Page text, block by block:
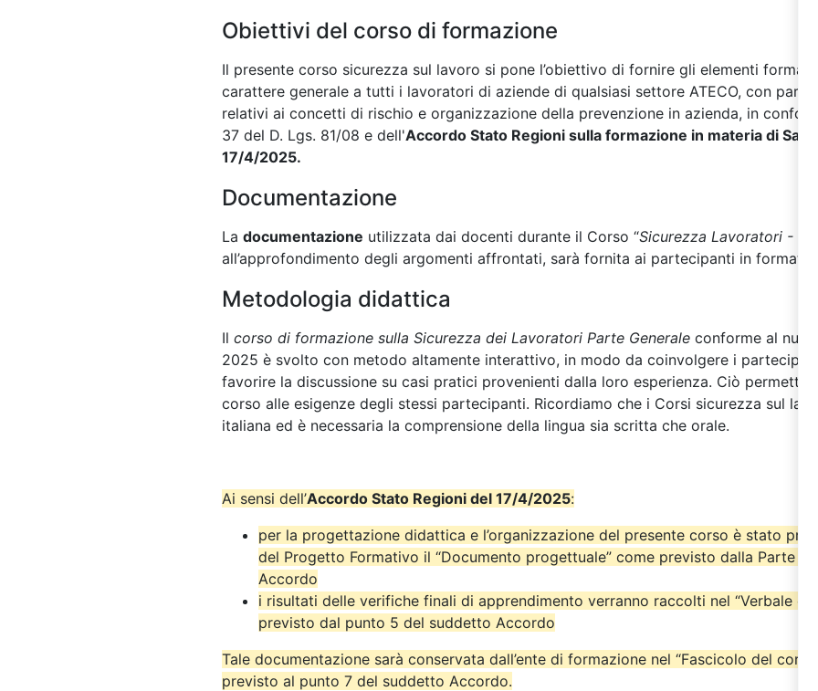
Obiettivi del corso di formazione
Il presente corso sicurezza sul lavoro si pone l’obiettivo di fornire gli elementi
carattere generale a tutti i lavoratori di aziende di qualsiasi settore ATECO, con
relativi ai concetti di rischio e organizzazione della prevenzione in azienda, in
37 del D. Lgs. 81/08 e dell'Accordo Stato Regioni sulla formazione in materia di
17/4/2025.
Documentazione
La documentazione utilizzata dai docenti durante il Corso “Sicurezza Lavoratori -
all’approfondimento degli argomenti affrontati, sarà fornita ai partecipanti in formato
Metodologia didattica
Il corso di formazione sulla Sicurezza dei Lavoratori Parte Generale conforme al
2025 è svolto con metodo altamente interattivo, in modo da coinvolgere i
favorire la discussione su casi pratici provenienti dalla loro esperienza. Ciò permette
corso alle esigenze degli stessi partecipanti. Ricordiamo che i Corsi sicurezza sul
italiana ed è necessaria la comprensione della lingua sia scritta che orale.
Ai sensi dell’Accordo Stato Regioni del 17/4/2025:
per la progettazione didattica e l’organizzazione del presente corso è stato
del Progetto Formativo il “Documento progettuale” come previsto dalla Parte IV
Accordo
i risultati delle verifiche finali di apprendimento verranno raccolti nel “Verbale
previsto dal punto 5 del suddetto Accordo
Tale documentazione sarà conservata dall’ente di formazione nel “Fascicolo del
previsto al punto 7 del suddetto Accordo.